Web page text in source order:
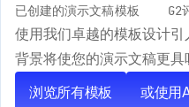
已创建的演示文稿模板 G2
使用我们卓越的模板设计
背景将使您的演示文稿更具
浏览所有模板
或使用